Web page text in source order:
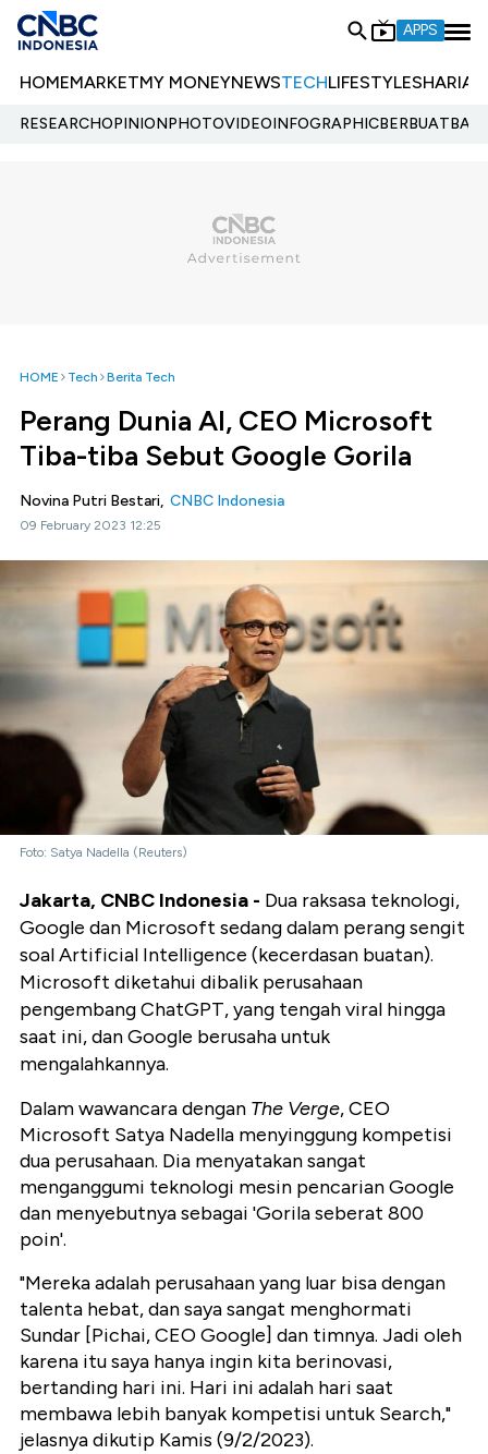
APPS
HOMEMARKETMY MONEYNEWSTECHLIFESTYLESHARIA
RESEARCHOPINIONPHOTOVIDEOINFOGRAPHIC
HOME Tech Berita Tech
Perang Dunia AI, CEO Microsoft
Tiba-tiba Sebut Google Gorila
Novina Putri Bestari, CNBC Indonesia
09 February 2023 12:25
Foto: Satya Nadella (Reuters)
Jakarta, CNBC Indonesia - Dua raksasa teknologi,
Google dan Microsoft sedang dalam perang sengit
soal Artificial Intelligence (kecerdasan buatan).
Microsoft diketahui dibalik perusahaan
pengembang ChatGPT, yang tengah viral hingga
saat ini, dan Google berusaha untuk
mengalahkannya.
Dalam wawancara dengan The Verge, CEO
Microsoft Satya Nadella menyinggung kompetisi
dua perusahaan. Dia menyatakan sangat
menganggumi teknologi mesin pencarian Google
dan menyebutnya sebagai 'Gorila seberat 800
poin'.
"Mereka adalah perusahaan yang luar bisa dengan
talenta hebat, dan saya sangat menghormati
Sundar [Pichai, CEO Google] dan timnya. Jadi oleh
karena itu saya hanya ingin kita berinovasi,
bertanding hari ini. Hari ini adalah hari saat
membawa lebih banyak kompetisi untuk Search,"
jelasnya dikutip Kamis (9/2/2023).